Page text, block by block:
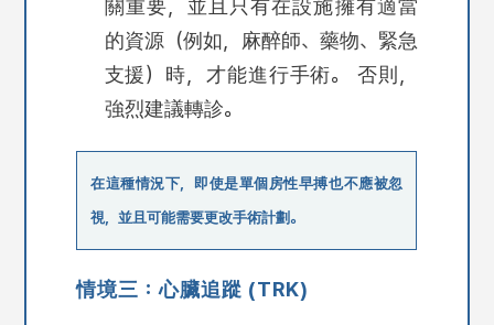
關重要，並且只有在設施擁有適當
的資源（例如，麻醉師、藥物、緊急
支援）時，才能進行手術。 否則，
強烈建議轉診。
在這種情況下，即使是單個房性早搏也不應被忽
視，並且可能需要更改手術計劃。
情境三：心臟追蹤 (TRK)